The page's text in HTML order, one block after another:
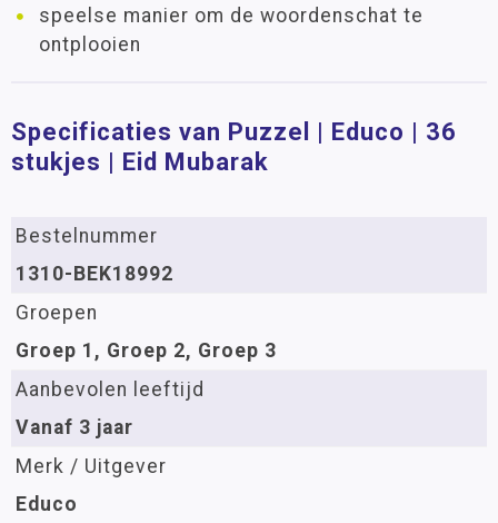
speelse manier om de woordenschat te
ontplooien
Specificaties van Puzzel | Educo | 36
stukjes | Eid Mubarak
Bestelnummer
1310-BEK18992
Groepen
Groep 1, Groep 2, Groep 3
Aanbevolen leeftijd
Vanaf 3 jaar
Merk / Uitgever
Educo